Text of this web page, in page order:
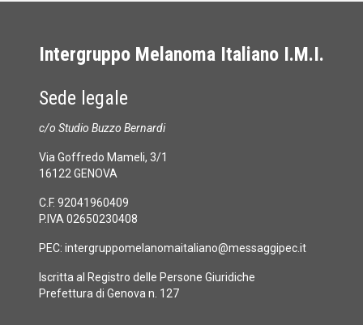
Intergruppo Melanoma Italiano I.M.I.
Sede legale
c/o Studio Buzzo Bernardi
Via Goffredo Mameli, 3/1
16122 GENOVA
C.F. 92041960409
P.IVA 02650230408
PEC: intergruppomelanomaitaliano@messaggipec.it
Iscritta al Registro delle Persone Giuridiche
Prefettura di Genova n. 127